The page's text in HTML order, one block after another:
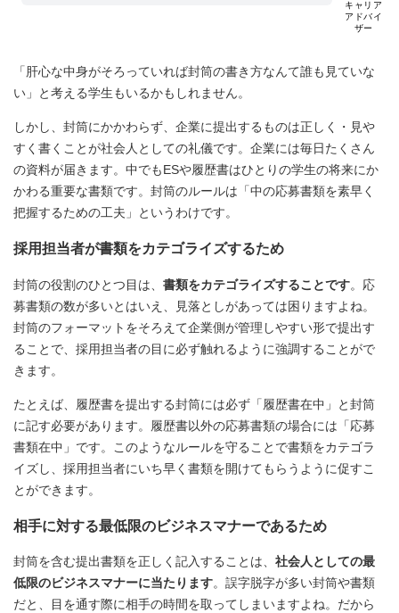
キャリア
アドバイ
ザー
「肝心な中身がそろっていれば封筒の書き方なんて誰も見ていな
い」と考える学生もいるかもしれません。
しかし、封筒にかかわらず、企業に提出するものは正しく・見や
すく書くことが社会人としての礼儀です。企業には毎日たくさん
の資料が届きます。中でもESや履歴書はひとりの学生の将来にか
かわる重要な書類です。封筒のルールは「中の応募書類を素早く
把握するための工夫」というわけです。
採用担当者が書類をカテゴライズするため
封筒の役割のひとつ目は、 書類をカテゴライズすることです。応
募書類の数が多いとはいえ、見落としがあっては困りますよね。
封筒のフォーマットをそろえて企業側が管理しやすい形で提出す
ることで、採用担当者の目に必ず触れるように強調することがで
きます。
たとえば、履歴書を提出する封筒には必ず「履歴書在中」と封筒
に記す必要があります。履歴書以外の応募書類の場合には「応募
書類在中」です。このようなルールを守ることで書類をカテゴラ
イズし、採用担当者にいち早く書類を開けてもらうように促すこ
とができます。
相手に対する最低限のビジネスマナーであるため
封筒を含む提出書類を正しく記入することは、 社会人としての最
低限のビジネスマナーに当たります。誤字脱字が多い封筒や書類
だと、目を通す際に相手の時間を取ってしまいますよね。だから